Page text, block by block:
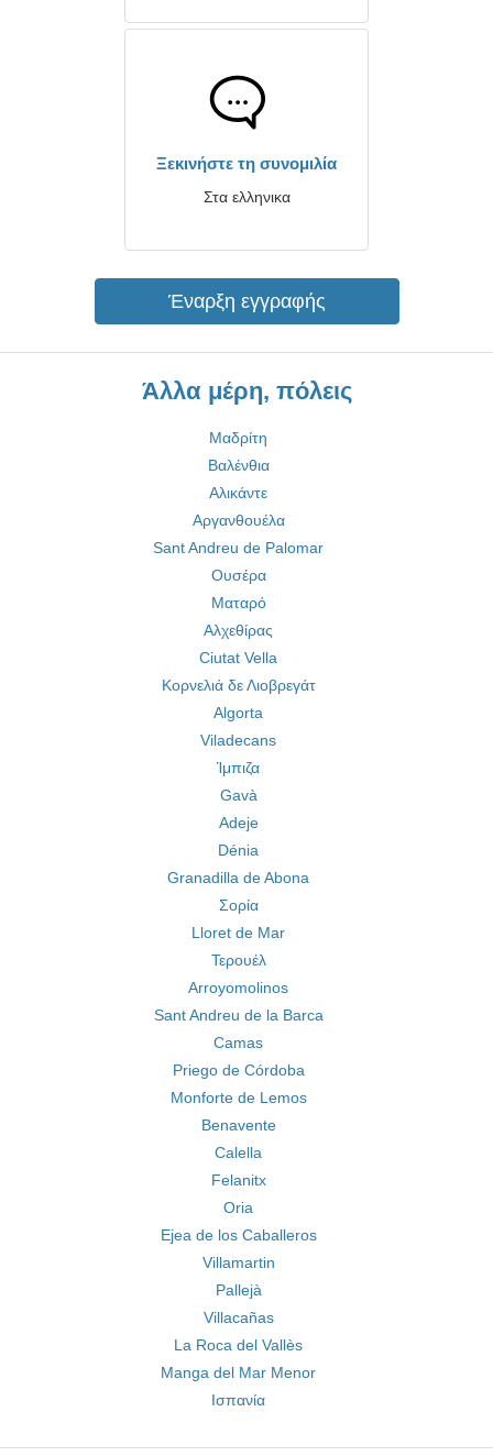
Ξεκινήστε τη συνομιλία
Στα ελληνικα
Έναρξη εγγραφής
Άλλα μέρη, πόλεις
Μαδρίτη
Βαλένθια
Αλικάντε
Αργανθουέλα
Sant Andreu de Palomar
Ουσέρα
Ματαρό
Αλχεθίρας
Ciutat Vella
Κορνελιά δε Λιοβρεγάτ
Algorta
Viladecans
Ίμπιζα
Gavà
Adeje
Dénia
Granadilla de Abona
Σορία
Lloret de Mar
Τερουέλ
Arroyomolinos
Sant Andreu de la Barca
Camas
Priego de Córdoba
Monforte de Lemos
Benavente
Calella
Felanitx
Oria
Ejea de los Caballeros
Villamartin
Pallejà
Villacañas
La Roca del Vallès
Manga del Mar Menor
Ισπανία